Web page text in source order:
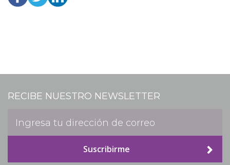
Asociación de Familias y Amigos
Suscríbete
RECIBE NUESTRO NEWSLETTER
Suscribirme